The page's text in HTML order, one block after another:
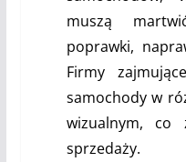
muszą
poprawki,
Firmy
samochody w
wizualnym, co
sprzedaży.